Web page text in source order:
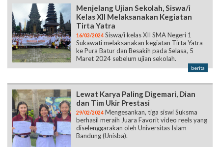
Menjelang Ujian Sekolah, Siswa/i
Kelas XII Melaksanakan Kegiatan
Tirta Yatra
16/03/2024 Siswa/i kelas XII SMA Negeri 1
Sukawati melaksanakan kegiatan Tirta Yatra
ke Pura Batur dan Besakih pada Selasa, 5
Maret 2024 sebelum ujian sekolah.
berita
Lewat Karya Paling Digemari, Dian
dan Tim Ukir Prestasi
29/02/2024 Mengesankan, tiga siswi Suksma
berhasil meraih Juara Favorit video reels yang
diselenggarakan oleh Universitas Islam
Bandung (Unisba).